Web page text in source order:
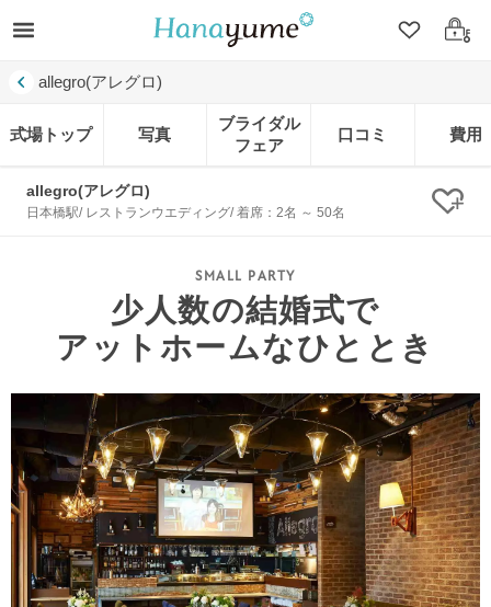
クリップ
ログ
allegro(アレグロ)
式場トップ 写真
ブライダル
フェア
口コミ 費用
allegro(アレグロ)
日本橋駅/ レストランウエディング/ 着席：2名 ～ 50名 ク
少人数の結婚式で
アットホームなひととき